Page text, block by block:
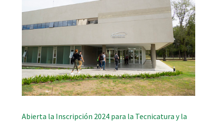
Abierta la Inscripción 2024 para la Tecnicatura y la